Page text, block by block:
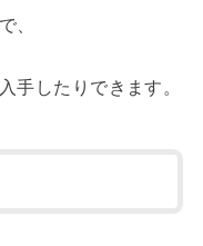
、
手したりできます。